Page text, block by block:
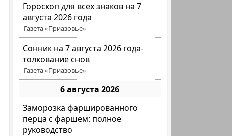
Гороскоп для всех знаков на 7
августа 2026 года
Газета «Приазовье»
Сонник на 7 августа 2026 года-
толкование снов
Газета «Приазовье»
6 августа 2026
Заморозка фаршированного
перца с фаршем: полное
руководство